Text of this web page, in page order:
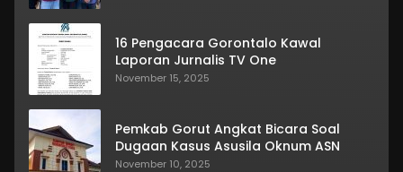
16 Pengacara Gorontalo Kawal
Laporan Jurnalis TV One
November 15, 2025
Pemkab Gorut Angkat Bicara Soal
Dugaan Kasus Asusila Oknum ASN
November 10, 2025